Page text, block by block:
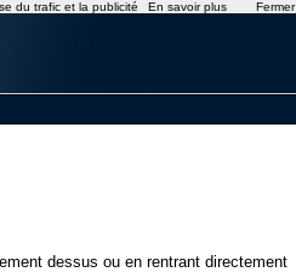
dessus ou en rentrant directement
du trafic et la publicité En savoir plus Fermer